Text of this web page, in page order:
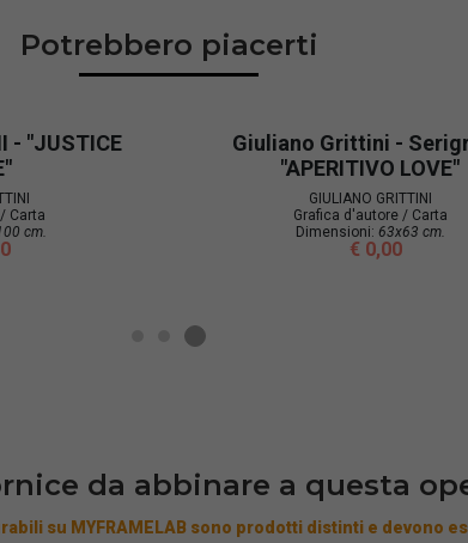
Potrebbero piacerti
- "JUSTICE
Carta
cm.
Giuliano Grittini -
"APERITIVO LOVE"
GIULIANO GRITTINI
Grafica d'autore / Carta
Dimensioni: 63x63 cm.
€ 0,00
da abbinare a questa
su MYFRAMELAB sono prodotti distinti e devono